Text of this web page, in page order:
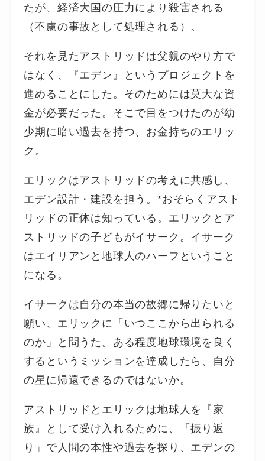
たが、経済大国の圧力により殺害される
（不慮の事故として処理される）。
それを見たアストリッドは父親のやり方で
はなく、『エデン』というプロジェクトを
進めることにした。そのためには莫大な資
金が必要だった。そこで目をつけたのが幼
少期に暗い過去を持つ、お金持ちのエリッ
ク。
エリックはアストリッドの考えに共感し、
エデン設計・建設を担う。*おそらくアスト
リッドの正体は知っている。エリックとア
ストリッドの子どもがイサーク。イサーク
はエイリアンと地球人のハーフということ
になる。
イサークは自分の本当の故郷に帰りたいと
願い、エリックに「いつここから出られる
のか」と問うた。ある程度地球環境を良く
するというミッションを達成したら、自分
の星に帰還できるのではないか。
アストリッドとエリックは地球人を『家
族』として受け入れるために、「振り返
り」で人間の本性や過去を探り、エデンの